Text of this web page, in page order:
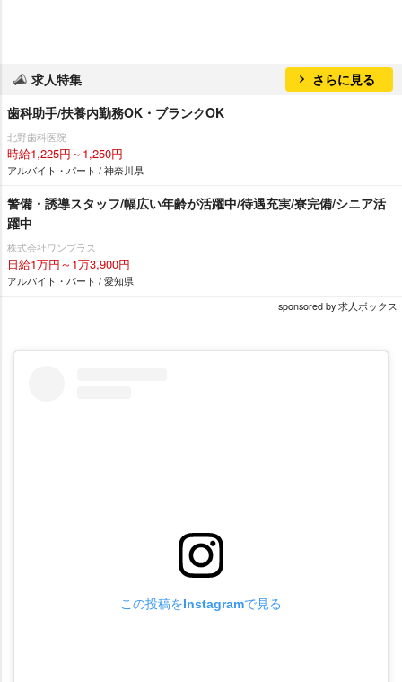
求人特集
さらに見る
歯科助手/扶養内勤務OK・ブランクOK
北野歯科医院
時給1,225円～1,250円
アルバイト・パート / 神奈川県
警備・誘導スタッフ/幅広い年齢が活躍中/待遇充実/寮完備/シニア活
躍中
株式会社ワンプラス
日給1万円～1万3,900円
アルバイト・パート / 愛知県
sponsored by 求人ボックス
この投稿をInstagramで見る